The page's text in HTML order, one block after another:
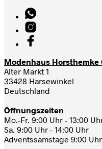
Modenhaus Horsthemke
Alter Markt 1
33428 Harsewinkel
Deutschland
Öffnungszeiten
Mo.-Fr. 9:00 Uhr - 13:00
Sa. 9:00 Uhr - 14:00 Uhr
Adventssamstage 9:00